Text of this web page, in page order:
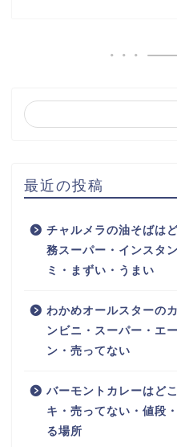
最近の投稿
チャルメラの油そばは
務スーパー・インスタ
ミ・まずい・うまい
わかめオールスターの
ンビニ・スーパー・エ
ン・売ってない
バーモントカレーはど
キ・売ってない・値段
る場所